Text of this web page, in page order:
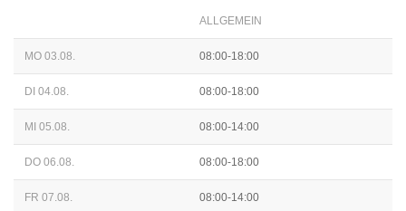
ALLGEMEIN
MO 03.08. 08:00-18:00
DI 04.08. 08:00-18:00
MI 05.08. 08:00-14:00
DO 06.08. 08:00-18:00
FR 07.08. 08:00-14:00